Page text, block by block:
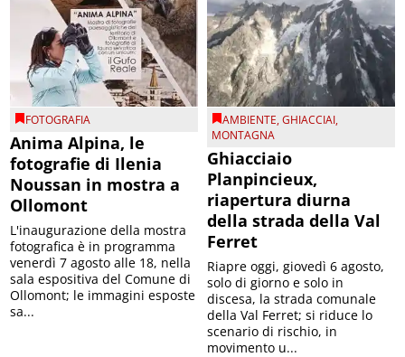
FOTOGRAFIA
Anima Alpina, le
fotografie di Ilenia
Noussan in mostra a
Ollomont
L'inaugurazione della mostra
fotografica è in programma
venerdì 7 agosto alle 18, nella
sala espositiva del Comune di
Ollomont; le immagini esposte
sa...
AMBIENTE,GHIACCIAI,
MONTAGNA
Ghiacciaio
Planpincieux,
riapertura diurna
della strada della Val
Ferret
Riapre oggi, giovedì 6 agosto,
solo di giorno e solo in
discesa, la strada comunale
della Val Ferret; si riduce lo
scenario di rischio, in
movimento u...